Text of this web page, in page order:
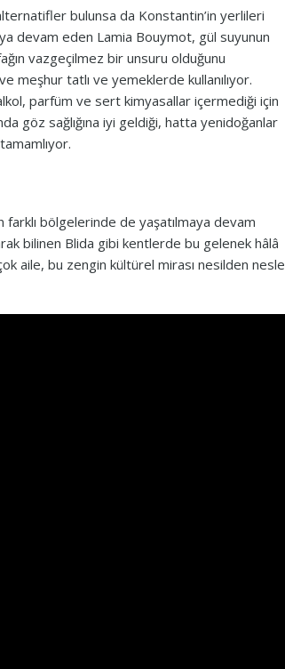
bulunsa da Konstantin’in yerlileri
devam eden Lamia Bouymot, gül suyunun
vazgeçilmez bir unsuru olduğunu
meşhur tatlı ve yemeklerde kullanılıyor.
alkol, parfüm ve sert kimyasallar içermediği için
göz sağlığına iyi geldiği, hatta yenidoğanlar
bölgelerinde de yaşatılmaya devam
bilinen Blida gibi kentlerde bu gelenek hâlâ
aile, bu zengin kültürel mirası nesilden nesle